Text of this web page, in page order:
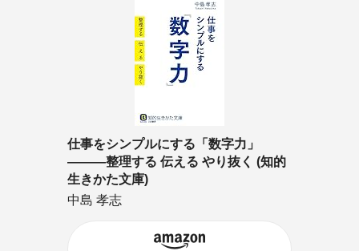
仕事をシンプルにする「数字力」
―――整理する 伝える やり抜く (知的
生きかた文庫)
中島 孝志